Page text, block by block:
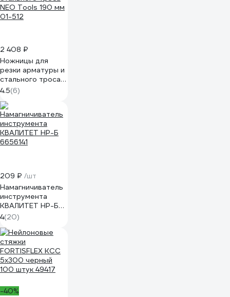
2 408 ₽
Ножницы для
резки арматуры и
стального троса
NEO Tools 190 мм
01-512
4.5(6)
209 ₽ /шт
Намагничиватель
инструмента
КВАЛИТЕТ НР-Б
6656141
4(20)
-40%